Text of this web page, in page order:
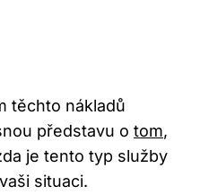
těchto nákladů
představu o tom,
je tento typ služby
situaci.